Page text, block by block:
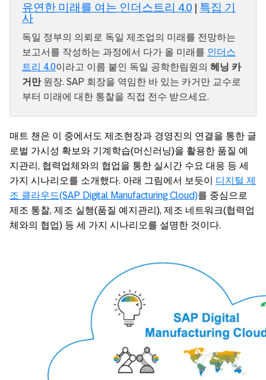
유연한 미래를 여는 인더스트리 4.0 | 특집 기
사
독일 정부의 의뢰로 독일 제조업의 미래를 전망하는
보고서를 작성하는 과정에서 다가 올 미래를 인더스
트리 4.0이라고 이름 붙인 독일 공학한림원의 헤닝 카
거만원장. SAP 회장을 역임한 바 있는 카거만 교수로
부터 미래에 대한 통찰을 직접 전수 받으세요.
매트 챈은 이 중에서도 제조현장과 경영진의 연결을 통한 글
로벌 가시성 확보와 기계학습(머신러닝)을 활용한 품질 예
지관리, 협력업체와의 협업을 통한 실시간 수요 대응 등 세
가지 시나리오를 소개했다. 아래 그림에서 보듯이 디지털 제
조 클라우드(SAP Digital Manufacturing Cloud)를 중심으로
제조 통찰, 제조 실행(품질 예지관리), 제조 네트워크(협력업
체와의 협업) 등 세 가지 시나리오를 설명한 것이다.